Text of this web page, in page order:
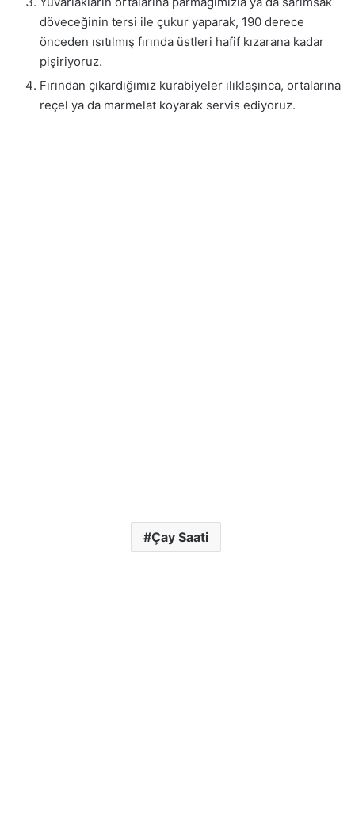
döveceğinin tersi ile çukur yaparak, 190 derece
önceden ısıtılmış fırında üstleri hafif kızarana kadar
pişiriyoruz.
Fırından çıkardığımız kurabiyeler ılıklaşınca, ortalarına
reçel ya da marmelat koyarak servis ediyoruz.
Çay Saati